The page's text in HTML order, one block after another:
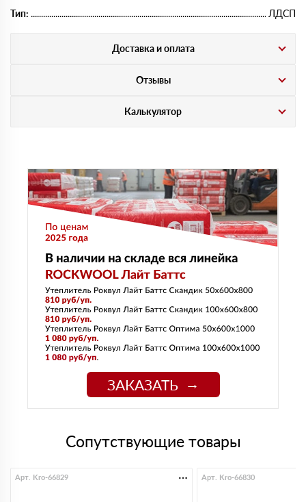
Тип:
ЛДСП
Доставка и оплата
Отзывы
Калькулятор
ЗАКАЗАТЬ
Сопутствующие товары
Арт. Kro-66829 Арт. Kro-66830